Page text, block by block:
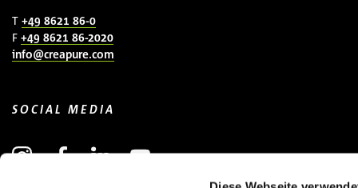
T +49 8621 86-0
F +49 8621 86-2020
info@creapure.com
SOCIAL MEDIA